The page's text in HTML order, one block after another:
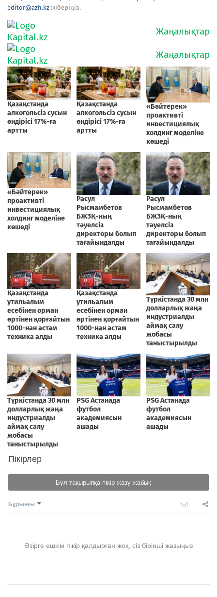
editor@azh.kz жіберіңіз.
Пікірлер
Бұл тақырыпқа пікір жазу жабық
Бұрынғы
Әзірге ешкім пікір қалдырған жоқ, сіз бірінші жазыңыз